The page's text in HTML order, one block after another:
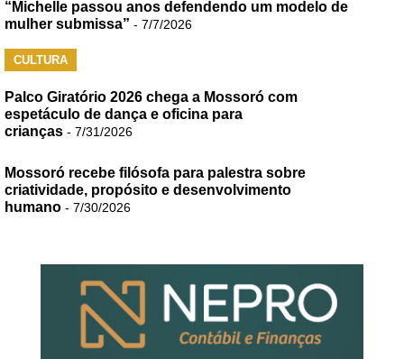
“Michelle passou anos defendendo um modelo de
mulher submissa” - 7/7/2026
CULTURA
Palco Giratório 2026 chega a Mossoró com
espetáculo de dança e oficina para
crianças - 7/31/2026
Mossoró recebe filósofa para palestra sobre
criatividade, propósito e desenvolvimento
humano - 7/30/2026